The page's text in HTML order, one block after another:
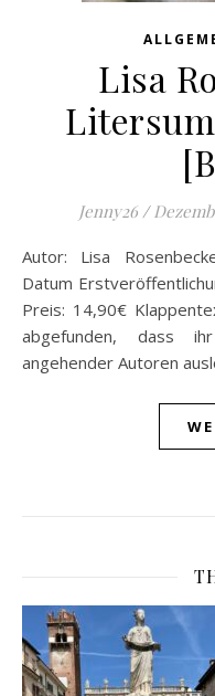
Lisa
Jenny26 /
Autor: Lisa Rosenbecker Verlag: Drachenmond Verlag
Datum
Preis: 14,90€
abgefunden, dass
angehender Autoren